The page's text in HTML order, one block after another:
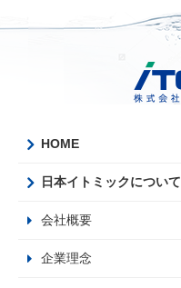
HOME
日本イトミックについて
会社概要
企業理念